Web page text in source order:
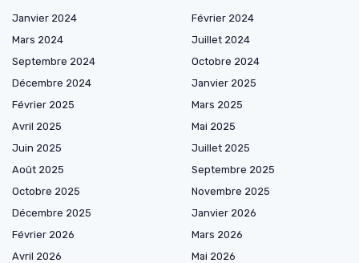
Janvier 2024
Février 2024
Mars 2024
Juillet 2024
Septembre 2024
Octobre 2024
Décembre 2024
Janvier 2025
Février 2025
Mars 2025
Avril 2025
Mai 2025
Juin 2025
Juillet 2025
Août 2025
Septembre 2025
Octobre 2025
Novembre 2025
Décembre 2025
Janvier 2026
Février 2026
Mars 2026
Avril 2026
Mai 2026